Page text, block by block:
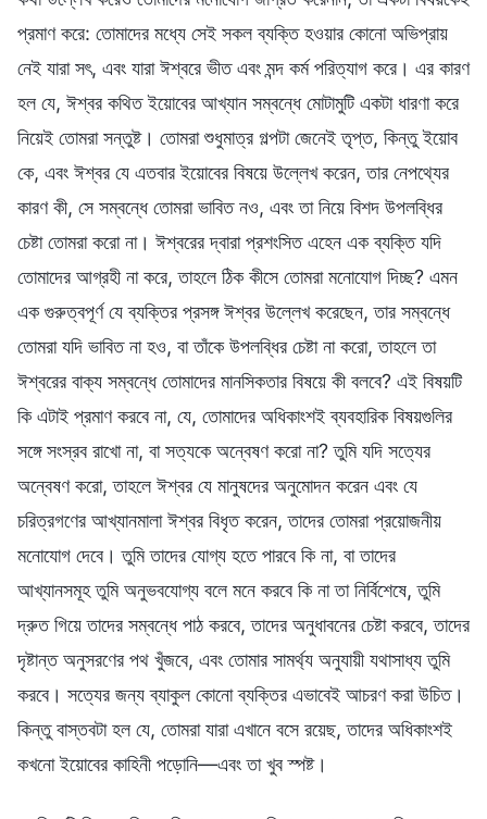
প্রমাণ করে: তোমাদের মধ্যে সেই সকল ব্যক্তি হওয়ার কোনো অভিপ্রায়
নেই যারা সৎ, এবং যারা ঈশ্বরে ভীত এবং মন্দ কর্ম পরিত্যাগ করে। এর কারণ
হল যে, ঈশ্বর কথিত ইয়োবের আখ্যান সম্বন্ধে মোটামুটি একটা ধারণা করে
নিয়েই তোমরা সন্তুষ্ট। তোমরা শুধুমাত্র গল্পটা জেনেই তৃপ্ত, কিন্তু ইয়োব
কে, এবং ঈশ্বর যে এতবার ইয়োবের বিষয়ে উল্লেখ করেন, তার নেপথ্যের
কারণ কী, সে সম্বন্ধে তোমরা ভাবিত নও, এবং তা নিয়ে বিশদ উপলব্ধির
চেষ্টা তোমরা করো না। ঈশ্বরের দ্বারা প্রশংসিত এহেন এক ব্যক্তি যদি
তোমাদের আগ্রহী না করে, তাহলে ঠিক কীসে তোমরা মনোযোগ দিচ্ছ? এমন
এক গুরুত্বপূর্ণ যে ব্যক্তির প্রসঙ্গ ঈশ্বর উল্লেখ করেছেন, তার সম্বন্ধে
তোমরা যদি ভাবিত না হও, বা তাঁকে উপলব্ধির চেষ্টা না করো, তাহলে তা
ঈশ্বরের বাক্য সম্বন্ধে তোমাদের মানসিকতার বিষয়ে কী বলবে? এই বিষয়টি
কি এটাই প্রমাণ করবে না, যে, তোমাদের অধিকাংশই ব্যবহারিক বিষয়গুলির
সঙ্গে সংস্রব রাখো না, বা সত্যকে অন্বেষণ করো না? তুমি যদি সত্যের
অন্বেষণ করো, তাহলে ঈশ্বর যে মানুষদের অনুমোদন করেন এবং যে
চরিত্রগণের আখ্যানমালা ঈশ্বর বিধৃত করেন, তাদের তোমরা প্রয়োজনীয়
মনোযোগ দেবে। তুমি তাদের যোগ্য হতে পারবে কি না, বা তাদের
আখ্যানসমূহ তুমি অনুভবযোগ্য বলে মনে করবে কি না তা নির্বিশেষে, তুমি
দ্রুত গিয়ে তাদের সম্বন্ধে পাঠ করবে, তাদের অনুধাবনের চেষ্টা করবে, তাদের
দৃষ্টান্ত অনুসরণের পথ খুঁজবে, এবং তোমার সামর্থ্য অনুযায়ী যথাসাধ্য তুমি
করবে। সত্যের জন্য ব্যাকুল কোনো ব্যক্তির এভাবেই আচরণ করা উচিত।
কিন্তু বাস্তবটা হল যে, তোমরা যারা এখানে বসে রয়েছ, তাদের অধিকাংশই
কখনো ইয়োবের কাহিনী পড়োনি—এবং তা খুব স্পষ্ট।